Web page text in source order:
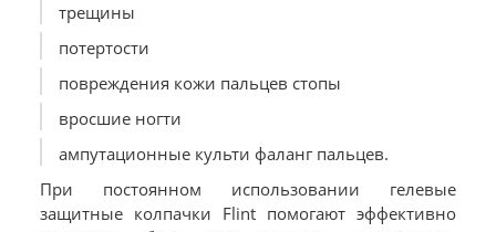
трещины
потертости
повреждения кожи пальцев стопы
вросшие ногти
ампутационные культи фаланг пальцев.
При постоянном использовании гелевые
защитные колпачки Flint помогают эффективно